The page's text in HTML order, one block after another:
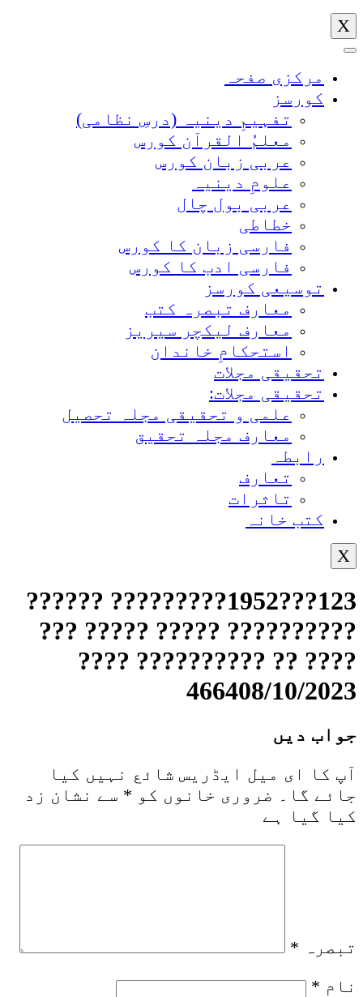
X
مرکزی صفحہ
کورسز
تفہیمِ دینیہ (درسِ نظامی)
معلمُ القرآن کورس
عربی زبان کورس
علومِ دینیہ
عربی بول چال
خطاطی
فارسی زبان کا کورس
فارسی ادب کا کورس
توسیعی کورسز
معارف تبصرہ کتب
معارف لیکچر سیریز
استحکامِ خاندان
تحقیقی مجلات
تحقیقی مجلات:
علمی و تحقیقی مجلہ تحصیل
معارف مجلہ تحقیق
رابطہ
تعارف
تاثرات
کتب خانہ
X
123???1952????????? ??????
?????????? ????? ????? ???
???? ?? ?????????? ????
466408/10/2023
جواب دیں
آپ کا ای میل ایڈریس شائع نہیں کیا
جائے گا۔
ضروری خانوں کو * سے نشان زد
کیا گیا ہے
تبصرہ *
نام *